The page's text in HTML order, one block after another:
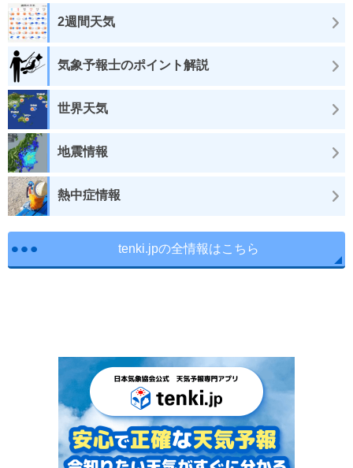
2週間天気
気象予報士のポイント解説
世界天気
地震情報
熱中症情報
tenki.jpの全情報はこちら